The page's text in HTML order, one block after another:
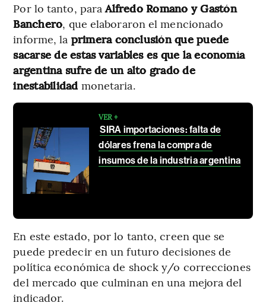
Por lo tanto, paraAlfredo Romano y Gastón
Banchero, que elaboraron el mencionado
informe, la primera conclusión que puede
sacarse de estas variables es que la economía
argentina sufre de un alto grado de
inestabilidad monetaria.
VER +
SIRA importaciones: falta de
dólares frena la compra de
insumos de la industria argentina
En este estado, por lo tanto, creen que se
puede predecir en un futuro decisiones de
política económica de shock y/o correcciones
del mercado que culminan en una mejora del
indicador.